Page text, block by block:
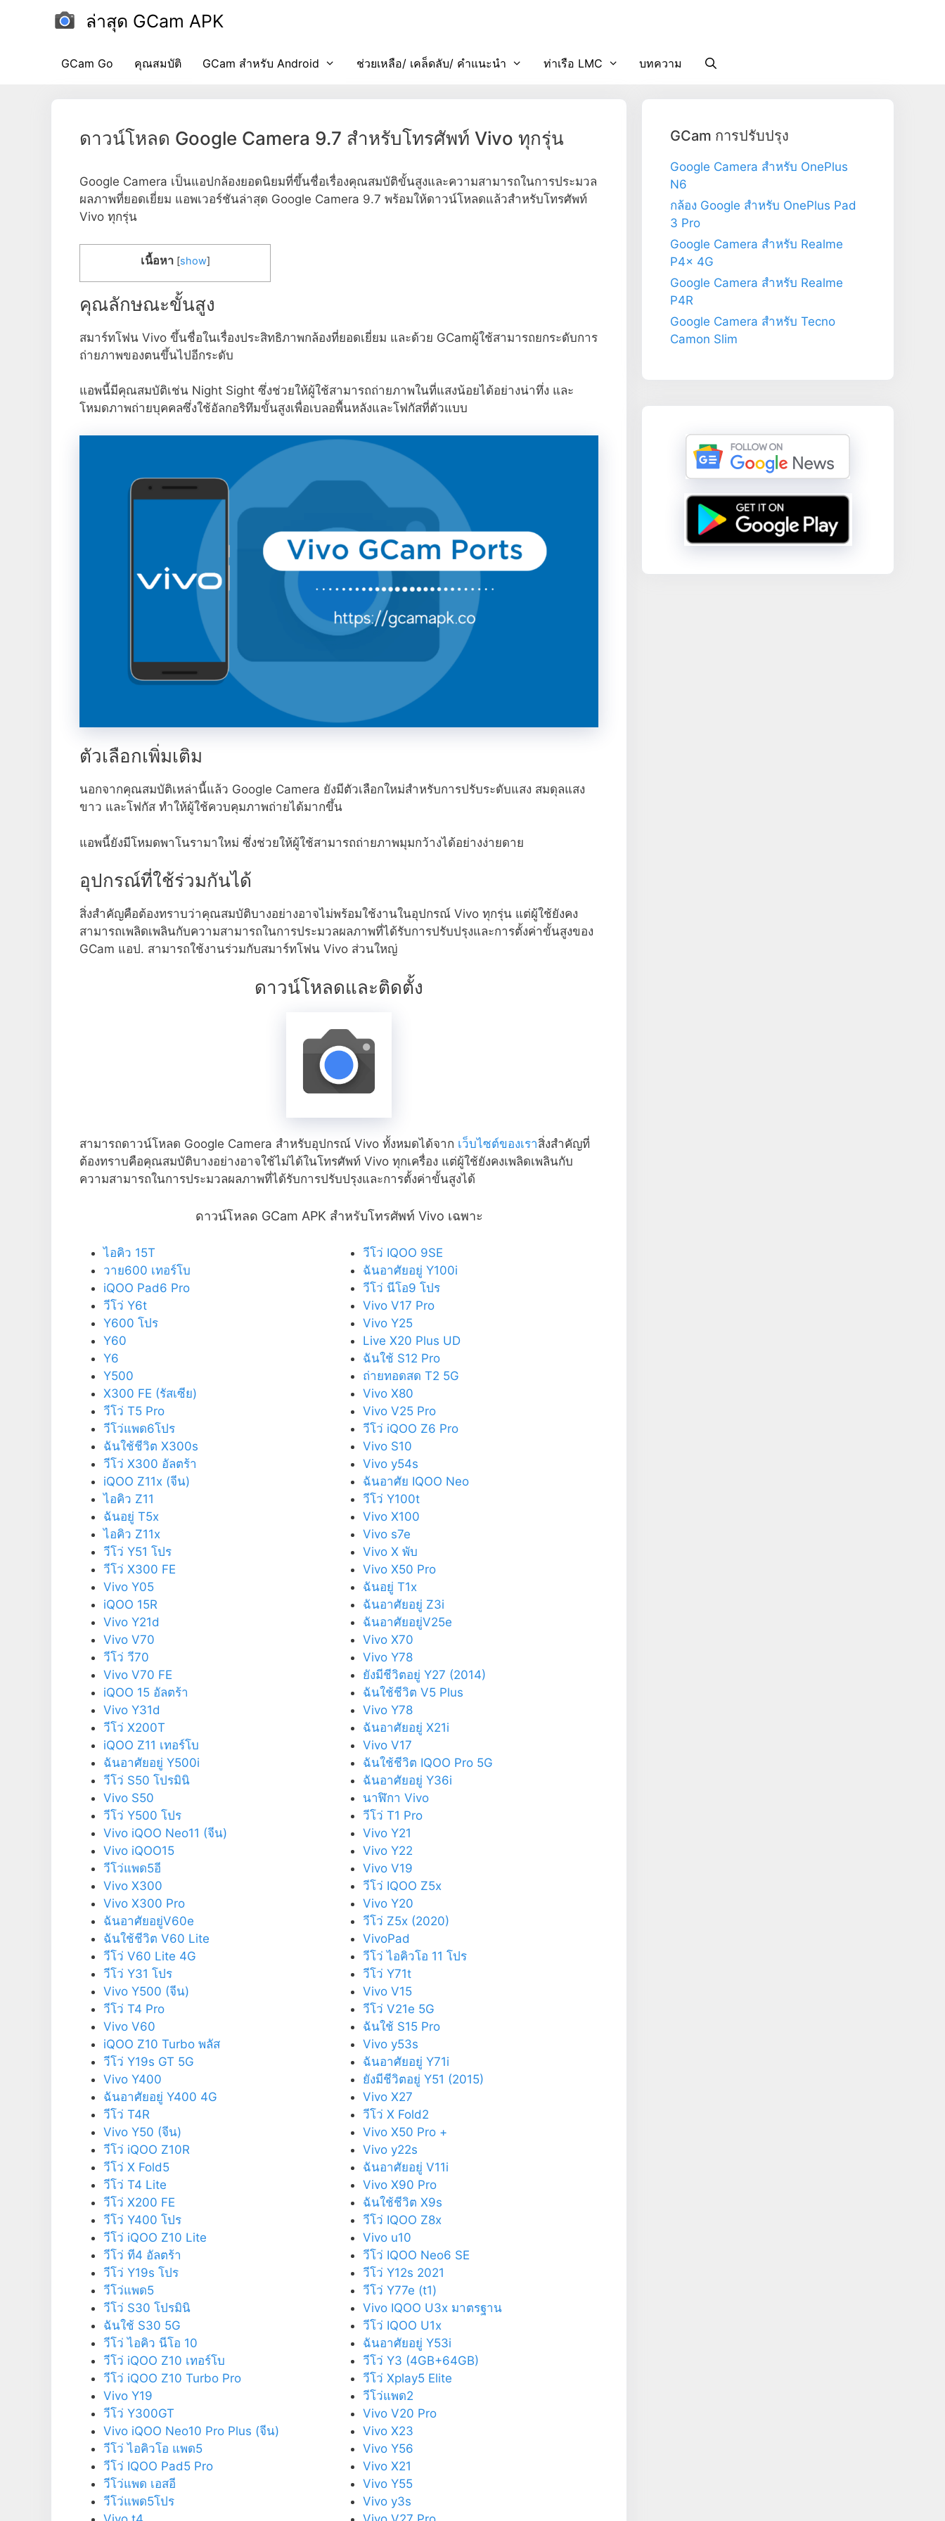
ล่าสุด GCam APK
GCam Go คุณสมบัติ GCam สำหรับ Android ช่วยเหลือ/ เคล็ดลับ/ คำแนะนำ ท่าเรือ LMC บทความ
ดาวน์โหลด Google Camera 9.7 สำหรับโทรศัพท์ Vivo ทุกรุ่น
Google Camera เป็นแอปกล้องยอดนิยมที่ขึ้นชื่อเรื่องคุณสมบัติขั้นสูงและความสามารถในการประมวล
ผลภาพที่ยอดเยี่ยม แอพเวอร์ชันล่าสุด Google Camera 9.7 พร้อมให้ดาวน์โหลดแล้วสำหรับโทรศัพท์
Vivo ทุกรุ่น
เนื้อหา [show]
คุณลักษณะขั้นสูง
สมาร์ทโฟน Vivo ขึ้นชื่อในเรื่องประสิทธิภาพกล้องที่ยอดเยี่ยม และด้วย GCamผู้ใช้สามารถยกระดับการ
ถ่ายภาพของตนขึ้นไปอีกระดับ
แอพนี้มีคุณสมบัติเช่น Night Sight ซึ่งช่วยให้ผู้ใช้สามารถถ่ายภาพในที่แสงน้อยได้อย่างน่าทึ่ง และ
โหมดภาพถ่ายบุคคลซึ่งใช้อัลกอริทึมขั้นสูงเพื่อเบลอพื้นหลังและโฟกัสที่ตัวแบบ
ตัวเลือกเพิ่มเติม
นอกจากคุณสมบัติเหล่านี้แล้ว Google Camera ยังมีตัวเลือกใหม่สำหรับการปรับระดับแสง สมดุลแสง
ขาว และโฟกัส ทำให้ผู้ใช้ควบคุมภาพถ่ายได้มากขึ้น
แอพนี้ยังมีโหมดพาโนรามาใหม่ ซึ่งช่วยให้ผู้ใช้สามารถถ่ายภาพมุมกว้างได้อย่างง่ายดาย
อุปกรณ์ที่ใช้ร่วมกันได้
สิ่งสำคัญคือต้องทราบว่าคุณสมบัติบางอย่างอาจไม่พร้อมใช้งานในอุปกรณ์ Vivo ทุกรุ่น แต่ผู้ใช้ยังคง
สามารถเพลิดเพลินกับความสามารถในการประมวลผลภาพที่ได้รับการปรับปรุงและการตั้งค่าขั้นสูงของ
GCam แอป. สามารถใช้งานร่วมกับสมาร์ทโฟน Vivo ส่วนใหญ่
ดาวน์โหลดและติดตั้ง
สามารถดาวน์โหลด Google Camera สำหรับอุปกรณ์ Vivo ทั้งหมดได้จาก เว็บไซต์ของเราสิ่งสำคัญที่
ต้องทราบคือคุณสมบัติบางอย่างอาจใช้ไม่ได้ในโทรศัพท์ Vivo ทุกเครื่อง แต่ผู้ใช้ยังคงเพลิดเพลินกับ
ความสามารถในการประมวลผลภาพที่ได้รับการปรับปรุงและการตั้งค่าขั้นสูงได้
ดาวน์โหลด GCam APK สำหรับโทรศัพท์ Vivo เฉพาะ
ไอคิว 15T
วาย600 เทอร์โบ
iQOO Pad6 Pro
วีโว่ Y6t
Y600 โปร
Y60
Y6
Y500
X300 FE (รัสเซีย)
วีโว่ T5 Pro
วีโว่แพด6โปร
ฉันใช้ชีวิต X300s
วีโว่ X300 อัลตร้า
iQOO Z11x (จีน)
ไอคิว Z11
ฉันอยู่ T5x
ไอคิว Z11x
วีโว่ Y51 โปร
วีโว่ X300 FE
Vivo Y05
iQOO 15R
Vivo Y21d
Vivo V70
วีโว่ วี70
Vivo V70 FE
iQOO 15 อัลตร้า
Vivo Y31d
วีโว่ X200T
iQOO Z11 เทอร์โบ
ฉันอาศัยอยู่ Y500i
วีโว่ S50 โปรมินิ
Vivo S50
วีโว่ Y500 โปร
Vivo iQOO Neo11 (จีน)
Vivo iQOO15
วีโว่แพด5อี
Vivo X300
Vivo X300 Pro
ฉันอาศัยอยู่V60e
ฉันใช้ชีวิต V60 Lite
วีโว่ V60 Lite 4G
วีโว่ Y31 โปร
Vivo Y500 (จีน)
วีโว่ T4 Pro
Vivo V60
iQOO Z10 Turbo พลัส
วีโว่ Y19s GT 5G
Vivo Y400
ฉันอาศัยอยู่ Y400 4G
วีโว่ T4R
Vivo Y50 (จีน)
วีโว่ iQOO Z10R
วีโว่ X Fold5
วีโว่ T4 Lite
วีโว่ X200 FE
วีโว่ Y400 โปร
วีโว่ iQOO Z10 Lite
วีโว่ ที4 อัลตร้า
วีโว่ Y19s โปร
วีโว่แพด5
วีโว่ S30 โปรมินิ
ฉันใช้ S30 5G
วีโว่ ไอคิว นีโอ 10
วีโว่ iQOO Z10 เทอร์โบ
วีโว่ iQOO Z10 Turbo Pro
Vivo Y19
วีโว่ Y300GT
Vivo iQOO Neo10 Pro Plus (จีน)
วีโว่ ไอคิวโอ แพด5
วีโว่ IQOO Pad5 Pro
วีโว่แพด เอสอี
วีโว่แพด5โปร
วีโว่ IQOO 9SE
ฉันอาศัยอยู่ Y100i
วีโว่ นีโอ9 โปร
Vivo V17 Pro
Vivo Y25
Live X20 Plus UD
ฉันใช้ S12 Pro
ถ่ายทอดสด T2 5G
Vivo X80
Vivo V25 Pro
วีโว่ iQOO Z6 Pro
Vivo S10
Vivo y54s
ฉันอาศัย IQOO Neo
วีโว่ Y100t
Vivo X100
Vivo s7e
Vivo X พับ
Vivo X50 Pro
ฉันอยู่ T1x
ฉันอาศัยอยู่ Z3i
ฉันอาศัยอยู่V25e
Vivo X70
Vivo Y78
ยังมีชีวิตอยู่ Y27 (2014)
ฉันใช้ชีวิต V5 Plus
Vivo Y78
ฉันอาศัยอยู่ X21i
Vivo V17
ฉันใช้ชีวิต IQOO Pro 5G
ฉันอาศัยอยู่ Y36i
นาฬิกา Vivo
วีโว่ T1 Pro
Vivo Y21
Vivo Y22
Vivo V19
วีโว่ IQOO Z5x
Vivo Y20
วีโว่ Z5x (2020)
VivoPad
วีโว่ ไอคิวโอ 11 โปร
วีโว่ Y71t
Vivo V15
วีโว่ V21e 5G
ฉันใช้ S15 Pro
Vivo y53s
ฉันอาศัยอยู่ Y71i
ยังมีชีวิตอยู่ Y51 (2015)
Vivo X27
วีโว่ X Fold2
Vivo X50 Pro +
Vivo y22s
ฉันอาศัยอยู่ V11i
Vivo X90 Pro
ฉันใช้ชีวิต X9s
วีโว่ IQOO Z8x
Vivo u10
วีโว่ IQOO Neo6 SE
วีโว่ Y12s 2021
วีโว่ Y77e (t1)
Vivo IQOO U3x มาตรฐาน
วีโว่ IQOO U1x
ฉันอาศัยอยู่ Y53i
วีโว่ Y3 (4GB+64GB)
วีโว่ Xplay5 Elite
วีโว่แพด2
Vivo V20 Pro
Vivo X23
Vivo Y56
Vivo X21
Vivo Y55
Vivo y3s
GCam การปรับปรุง
Google Camera สำหรับ OnePlus
N6
กล้อง Google สำหรับ OnePlus Pad
3 Pro
Google Camera สำหรับ Realme
P4x 4G
Google Camera สำหรับ Realme
P4R
Google Camera สำหรับ Tecno
Camon Slim